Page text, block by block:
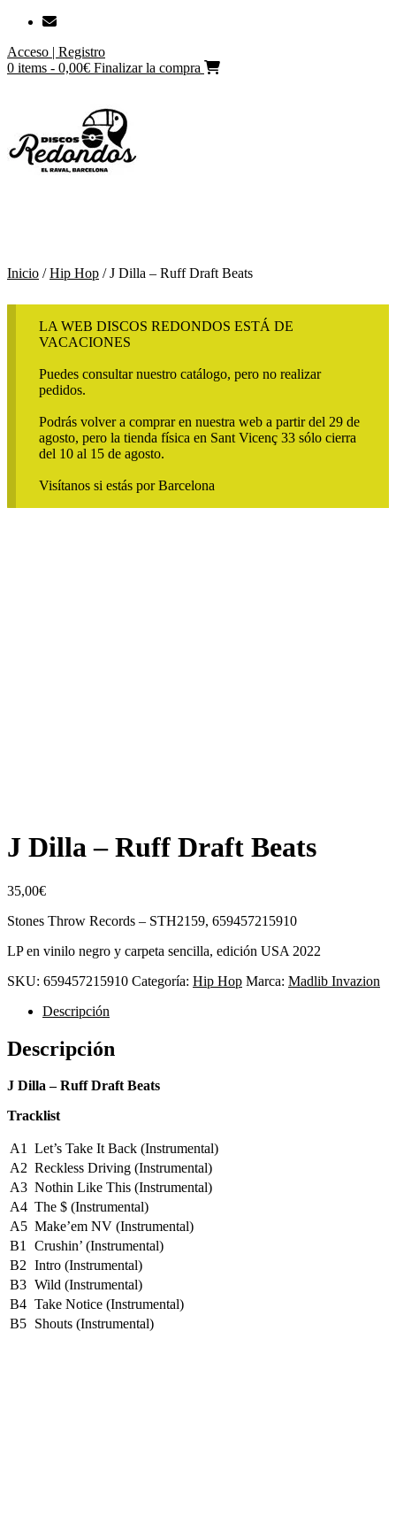
Saltar
contenido
Acceso | Registro
0 items - 0,00€ Finalizar la compra
Inicio /Hip Hop / J Dilla – Ruff Draft Beats
LA WEB DISCOS REDONDOS ESTÁ DE
VACACIONES
Puedes consultar nuestro catálogo, pero no realizar
pedidos.
Podrás volver a comprar en nuestra web a partir del 29 de
agosto, pero la tienda física en Sant Vicenç 33 sólo cierra
del 10 al 15 de agosto.
Visítanos si estás por Barcelona
J Dilla – Ruff Draft Beats
35,00€
Stones Throw Records – STH2159, 659457215910
LP en vinilo negro y carpeta sencilla, edición USA 2022
SKU: 659457215910 Categoría: Hip Hop Marca: Madlib Invazion
Descripción
Descripción
J Dilla – Ruff Draft Beats
Tracklist
A1 Let’s Take It Back (Instrumental)
A2 Reckless Driving (Instrumental)
A3 Nothin Like This (Instrumental)
A4 The $ (Instrumental)
A5 Make’em NV (Instrumental)
B1 Crushin’ (Instrumental)
B2 Intro (Instrumental)
B3 Wild (Instrumental)
B4 Take Notice (Instrumental)
B5 Shouts (Instrumental)